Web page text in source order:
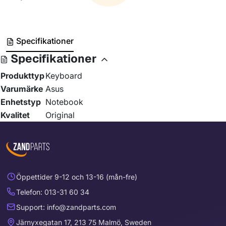
Specifikationer
Specifikationer
ProdukttypKeyboard
Varumärke Asus
Enhetstyp Notebook
Kvalitet
Original
Öppettider 9-12 och 13-16 (mån-fre)
Telefon: 013-31 60 34
Support: info@zandparts.com
Järnyxegatan 17, 213 75 Malmö, Sweden